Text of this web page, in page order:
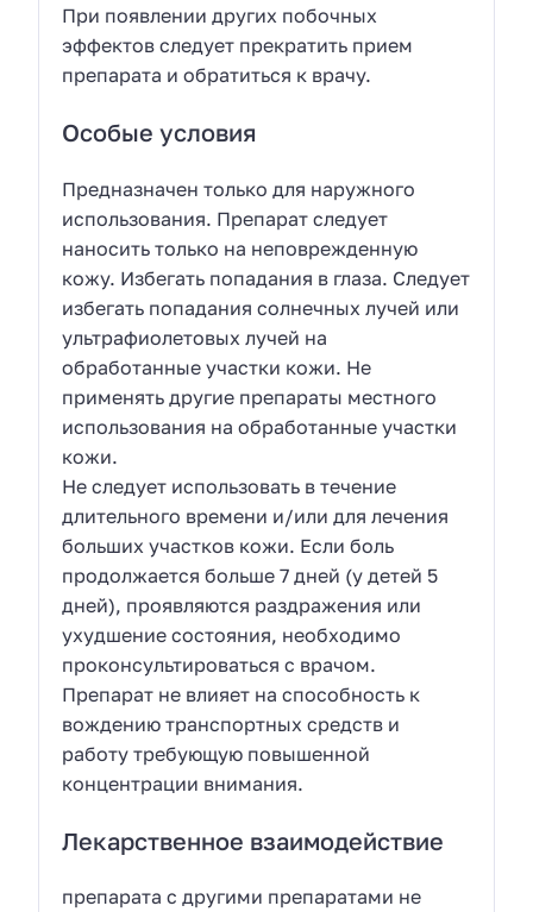
При появлении других побочных
эффектов следует прекратить прием
препарата и обратиться к врачу.
Особые условия
Предназначен только для наружного
использования. Препарат следует
наносить только на неповрежденную
кожу. Избегать попадания в глаза. Следует
избегать попадания солнечных лучей или
ультрафиолетовых лучей на
обработанные участки кожи. Не
применять другие препараты местного
использования на обработанные участки
кожи.
Не следует использовать в течение
длительного времени и/или для лечения
больших участков кожи. Если боль
продолжается больше 7 дней (у детей 5
дней), проявляются раздражения или
ухудшение состояния, необходимо
проконсультироваться с врачом.
Препарат не влияет на способность к
вождению транспортных средств и
работу требующую повышенной
концентрации внимания.
Лекарственное взаимодействие
препарата с другими препаратами не